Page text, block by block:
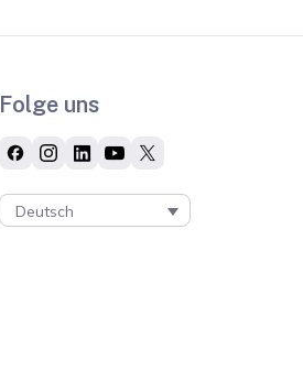
Folge uns
Deutsch